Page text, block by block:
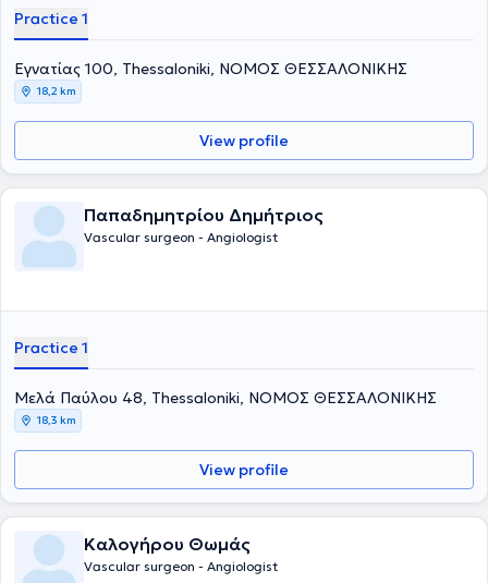
Practice 1
Εγνατίας 100, Thessaloniki, ΝΟΜΟΣ ΘΕΣΣΑΛΟΝΙΚΗΣ
18,2 km
View profile
Παπαδημητρίου Δημήτριος
Vascular surgeon - Angiologist
Practice 1
Μελά Παύλου 48, Thessaloniki, ΝΟΜΟΣ ΘΕΣΣΑΛΟΝΙΚΗΣ
18,3 km
View profile
Καλογήρου Θωμάς
Vascular surgeon - Angiologist